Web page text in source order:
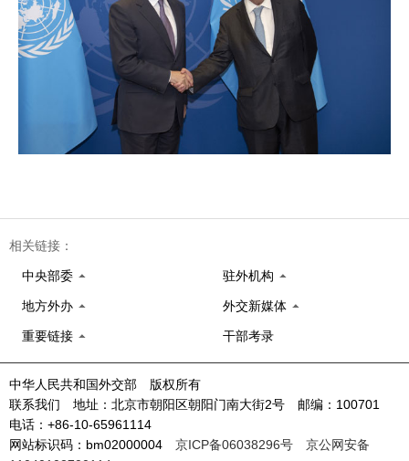
相关链接：
中央部委 驻外机构
地方外办 外交新媒体
重要链接 干部考录
中华人民共和国外交部 版权所有
联系我们 地址：北京市朝阳区朝阳门南大街2号 邮编：100701
电话：+86-10-65961114
网站标识码：bm02000004 京ICP备06038296号
京公网安备